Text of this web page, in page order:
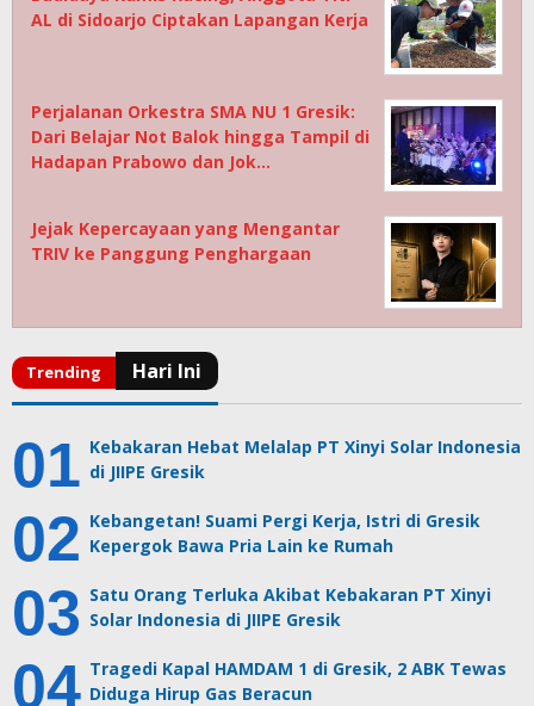
AL di Sidoarjo Ciptakan Lapangan Kerja
Perjalanan Orkestra SMA NU 1 Gresik:
Dari Belajar Not Balok hingga Tampil di
Hadapan Prabowo dan Jok…
Jejak Kepercayaan yang Mengantar
TRIV ke Panggung Penghargaan
Kebakaran Hebat Melalap PT Xinyi Solar Indonesia
di JIIPE Gresik
Kebangetan! Suami Pergi Kerja, Istri di Gresik
Kepergok Bawa Pria Lain ke Rumah
Satu Orang Terluka Akibat Kebakaran PT Xinyi
Solar Indonesia di JIIPE Gresik
Tragedi Kapal HAMDAM 1 di Gresik, 2 ABK Tewas
Diduga Hirup Gas Beracun